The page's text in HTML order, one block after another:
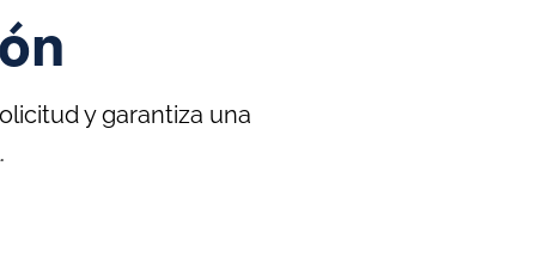
y garantiza una